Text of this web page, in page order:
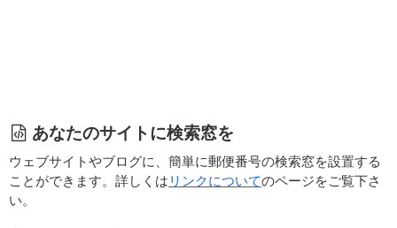
あなたのサイトに検索窓を
ウェブサイトやブログに、簡単に郵便番号の検索窓を設置する
ことができます。詳しくは リンクについてのページをご覧下さ
い。